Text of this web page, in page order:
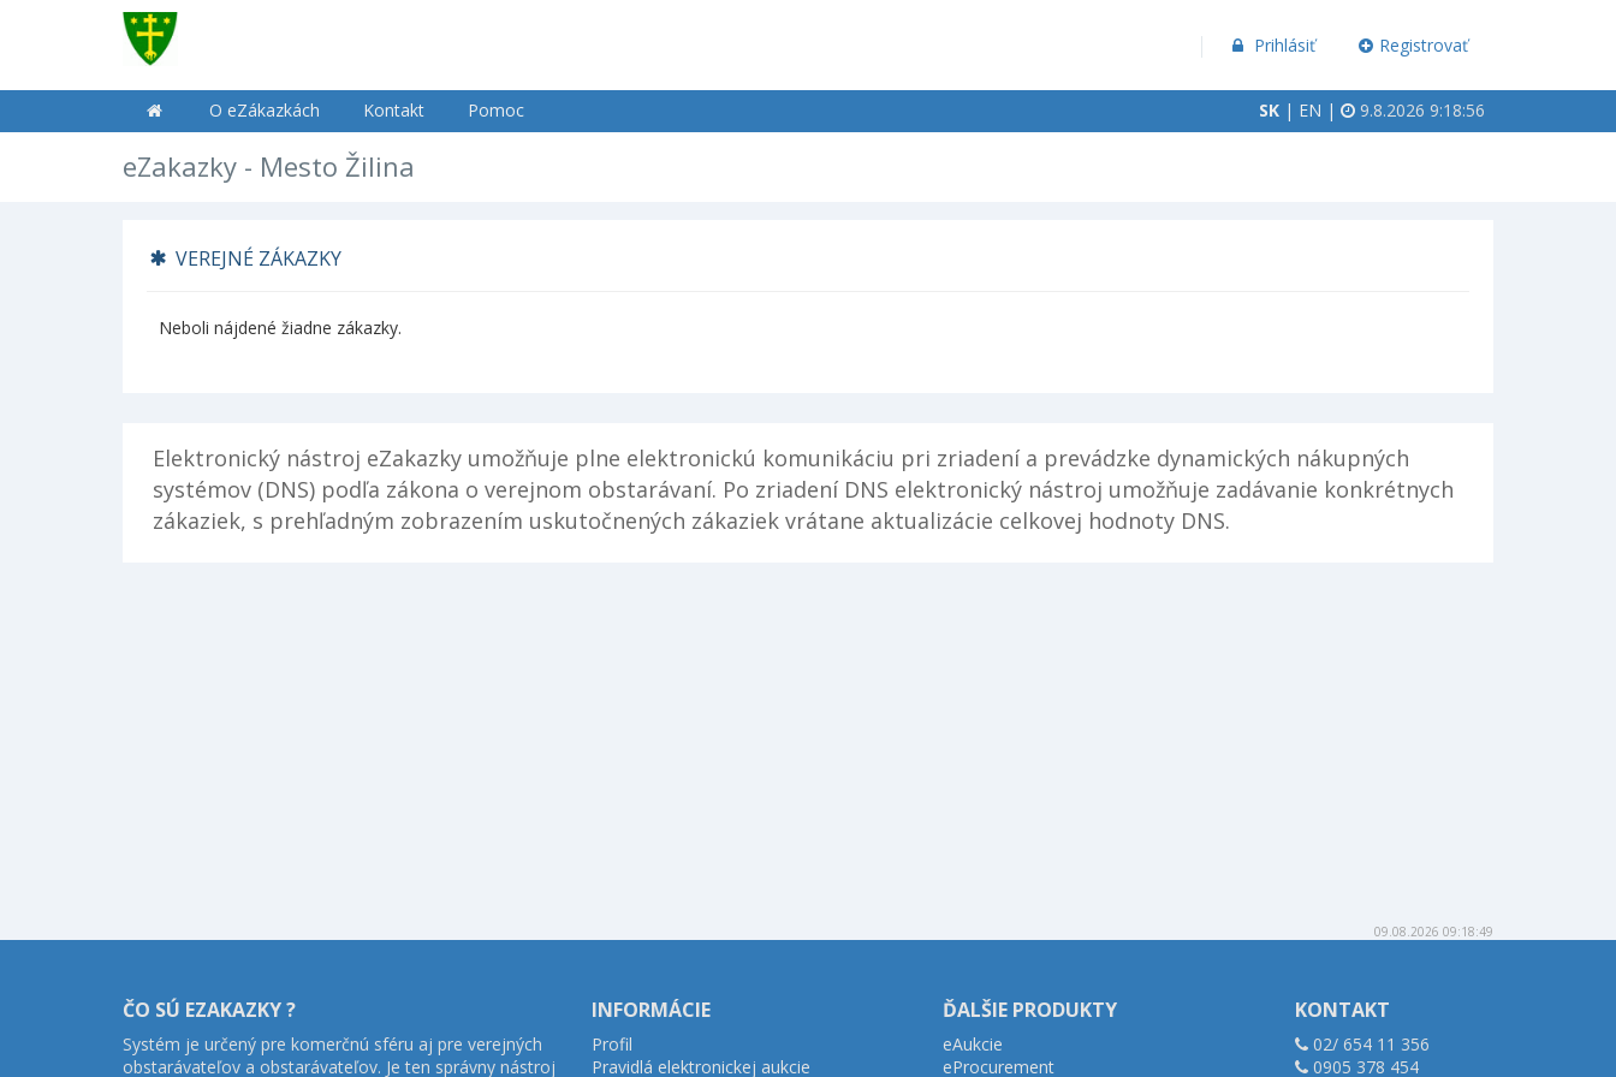
Prihlásiť Registrovať
O eZákazkách Kontakt Pomoc SK | EN | 9.8.2026 9:18:56
eZakazky - Mesto Žilina
VEREJNÉ ZÁKAZKY
Neboli nájdené žiadne zákazky.
Elektronický nástroj eZakazky umožňuje plne elektronickú komunikáciu pri zriadení a prevádzke dynamických nákupných
systémov (DNS) podľa zákona o verejnom obstarávaní. Po zriadení DNS elektronický nástroj umožňuje zadávanie konkrétnych
zákaziek, s prehľadným zobrazením uskutočnených zákaziek vrátane aktualizácie celkovej hodnoty DNS.
09.08.2026 09:18:49
ČO SÚ EZAKAZKY ?
Systém je určený pre komerčnú sféru aj pre verejných
obstarávateľov a obstarávateľov. Je ten správny nástroj
INFORMÁCIE
Profil
Pravidlá elektronickej aukcie
ĎALŠIE PRODUKTY
eAukcie
eProcurement
KONTAKT
02/ 654 11 356
0905 378 454